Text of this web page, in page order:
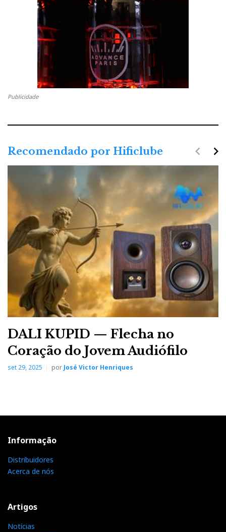
Publicidade
Recomendado por Hificlube
DALI KUPID — Flecha no
Coração do Jovem Audiófilo
set 29, 2025 porJosé Victor Henriques
navigate_next
navigate_before
Informação
Distribuidores
Acerca de nós
Artigos
Notícias